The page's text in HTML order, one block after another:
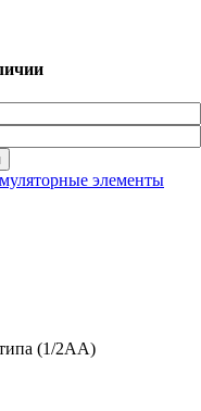
элементы
(1/2AA)